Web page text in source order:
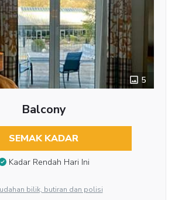
5
Balcony
SEMAK KADAR
Kadar Rendah Hari Ini
bilik, butiran dan polisi